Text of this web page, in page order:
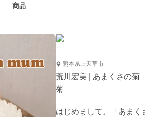
商品
熊本県上天草市
荒川宏美 | あまくさの菊
菊
はじめまして。「あまく